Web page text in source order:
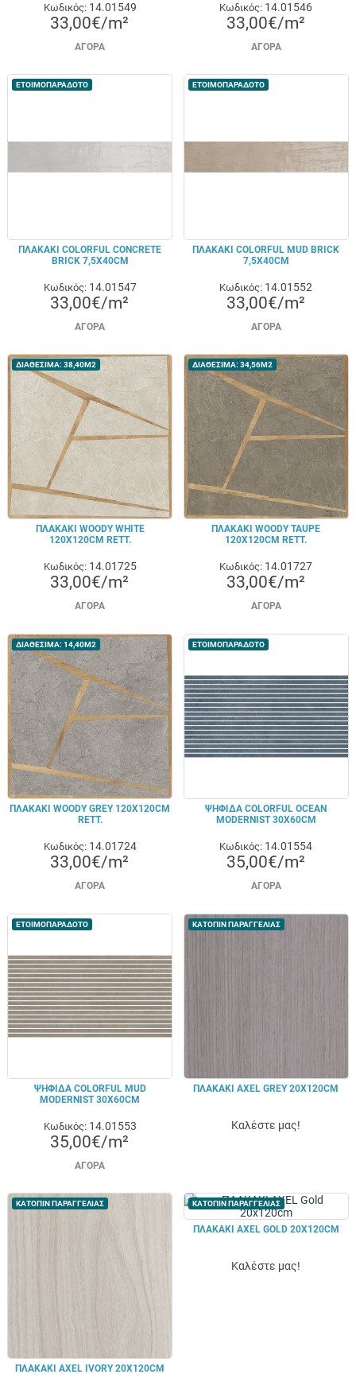
Κωδικός: 14.01549
33,00€/m²
ΑΓΟΡΆ
Κωδικός: 14.01546
33,00€/m²
ΑΓΟΡΆ
ΕΤΟΙΜΟΠΑΡΑΔΟΤΟ
ΠΛΑΚΑΚΙ COLORFUL CONCRETE
BRICK 7,5X40CM
Κωδικός: 14.01547
33,00€/m²
ΑΓΟΡΆ
ΕΤΟΙΜΟΠΑΡΑΔΟΤΟ
ΠΛΑΚΑΚΙ COLORFUL MUD BRICK
7,5X40CM
Κωδικός: 14.01552
33,00€/m²
ΑΓΟΡΆ
ΔΙΑΘΕΣΙΜΑ: 38,40M2
ΠΛΑΚΑΚΙ WOODY WHITE
120X120CM RETT.
Κωδικός: 14.01725
33,00€/m²
ΑΓΟΡΆ
ΔΙΑΘΕΣΙΜΑ: 34,56M2
ΠΛΑΚΑΚΙ WOODY TAUPE
120X120CM RETT.
Κωδικός: 14.01727
33,00€/m²
ΑΓΟΡΆ
ΔΙΑΘΕΣΙΜΑ: 14,40M2
ΠΛΑΚΑΚΙ WOODY GREY 120X120CM
RETT.
Κωδικός: 14.01724
33,00€/m²
ΑΓΟΡΆ
ΕΤΟΙΜΟΠΑΡΑΔΟΤΟ
ΨΗΦΙΔΑ COLORFUL OCEAN
MODERNIST 30X60CM
Κωδικός: 14.01554
35,00€/m²
ΑΓΟΡΆ
ΕΤΟΙΜΟΠΑΡΑΔΟΤΟ
ΨΗΦΙΔΑ COLORFUL MUD
MODERNIST 30X60CM
Κωδικός: 14.01553
35,00€/m²
ΑΓΟΡΆ
ΚΑΤΟΠΙΝ ΠΑΡΑΓΓΕΛΙΑΣ
ΠΛΑΚΑΚΙ AXEL GREY 20X120CM
Καλέστε μας!
ΚΑΤΟΠΙΝ ΠΑΡΑΓΓΕΛΙΑΣ
ΠΛΑΚΑΚΙ AXEL IVORY 20X120CM
ΚΑΤΟΠΙΝ ΠΑΡΑΓΓΕΛΙΑΣ
ΠΛΑΚΑΚΙ AXEL GOLD 20X120CM
Καλέστε μας!